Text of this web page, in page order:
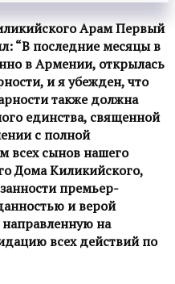
Арам Первый
“В последние месяцы в
в Армении, открылась
и я убежден, что
также должна
единства, священной
с полной
всех сынов нашего
Дома Киликийского,
премьер-
и верой
направленную на
всех действий по